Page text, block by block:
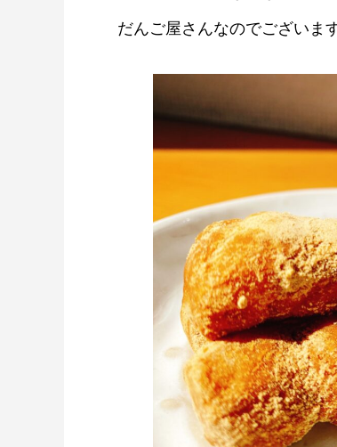
だんご屋さんなのでございま